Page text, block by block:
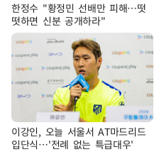
한정수 "황정민 선배만 피해…떳
떳하면 신분 공개하라"
이강인, 오늘 서울서 AT마드리드
입단식…'전례 없는 특급대우'